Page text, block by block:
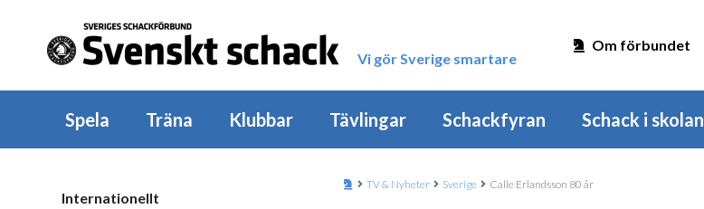
Vi gör Sverige smartare
Om förbundet
Spela Träna Klubbar Tävlingar Schackfyran Schack i skolan
Internationellt
TV & Nyheter Sverige Calle Erlandsson 80 år